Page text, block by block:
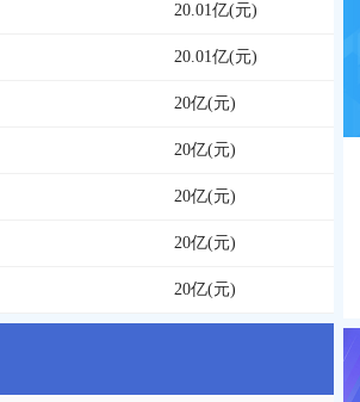
20.01亿(元)
20.01亿(元)
20亿(元)
20亿(元)
20亿(元)
20亿(元)
20亿(元)